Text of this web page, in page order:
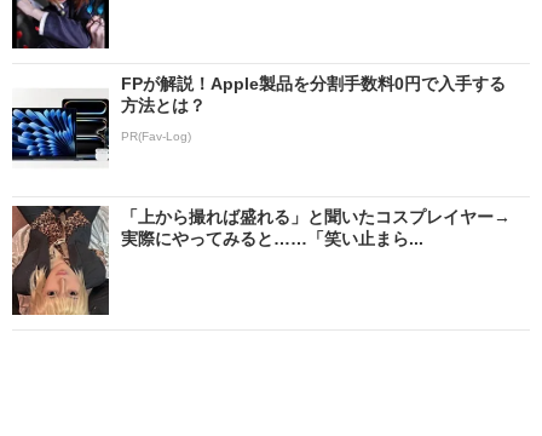
FPが解説！Apple製品を分割手数料0円で入手する
方法とは？
PR(Fav-Log)
「上から撮れば盛れる」と聞いたコスプレイヤー→
実際にやってみると……「笑い止まら...